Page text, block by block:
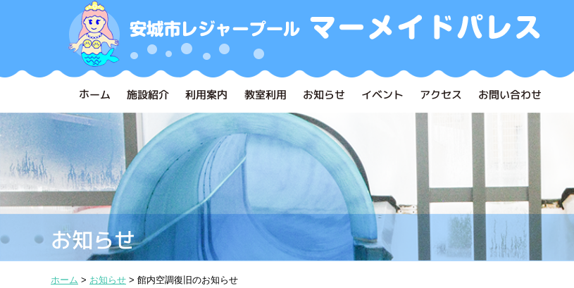
ホーム 施設紹介 利用案内 教室利用 お知らせ イベント アクセス お問い合わせ
お知らせ
ホーム > お知らせ > 館内空調復旧のお知らせ